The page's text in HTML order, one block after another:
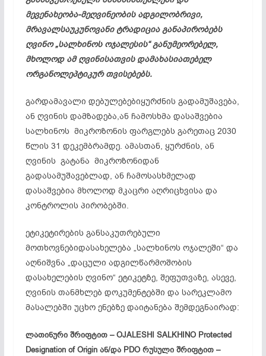
მევენახეობა-მეღვინეობის ადგილობრივი,
მრავალსაუკუნოვანი ტრადი­ცია განაპირობებს
ღვინო „სალხინოს ოჯალესის“ განუმეორებელ,
მხოლოდ ამ ღვინისათვის დამახასიათებელ
ორგანოლეპტიკურ თვისებებს.
გარდამავალი დებულებებიყურძნის გადამუშავება,
ან ღვინის დამზადება,ან ჩამოსხმა დასაშვებია
სალხინოს მიკროზონის ფარგლებს გარეთაც 2030
წლის 31 დეკემბრამდე. ამასთან, ყურძნის, ან
ღვინის გატანა მიკროზონიდან
გადასამუშავებლად, ან ჩამოსას­ხმე­ლად
დასაშვებია მხოლოდ მკაცრი აღრიცხვისა და
კონტროლის პირობებში.
ეტიკეტირების განსაკუთრებული
მოთხოვნებიდასახელება „სალხინოს ოჯალეში“ და
აღნიშვნა „დაცული ადგილწარმოშობის
დასახელების ღვინო“ ეტიკეტზე, შეფუთვაზე, ასევე,
ღვინის თანმხლებ დოკუმენტებში და სარეკლამო
მასალებში უცხო ენებზე დაიტანება შემდეგნაირად:
ლათინური შრიფტით – OJALESHI SALKHINO Protected
Designation of Origin ან/და PDO რუსული შრიფტით –